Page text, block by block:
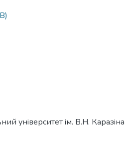
унiверситет iм. В.Н. Каразiна